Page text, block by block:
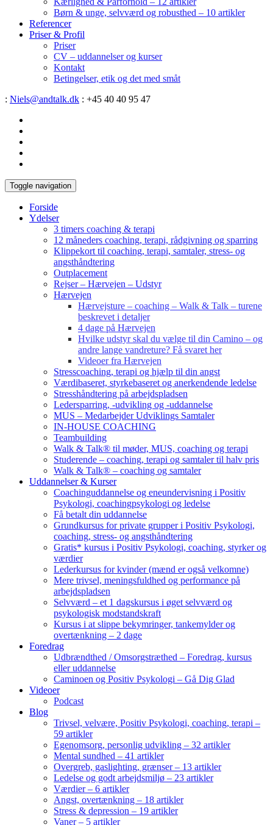
Børn & unge, selvværd og robusthed – 10 artikler
Referencer
Priser & Profil
Priser
CV – uddannelser og kurser
Kontakt
Betingelser, etik og det med småt
: Niels@andtalk.dk : +45 40 40 95 47
Toggle navigation
Forside
Ydelser
3 timers coaching & terapi
12 måneders coaching, terapi, rådgivning og sparring
Klippekort til coaching, terapi, samtaler, stress- og
angsthåndtering
Outplacement
Rejser – Hærvejen – Udstyr
Hærvejen
Hærvejsture – coaching – Walk & Talk – turene
beskrevet i detaljer
4 dage på Hærvejen
Hvilke udstyr skal du vælge til din Camino – og
andre lange vandreture? Få svaret her
Videoer fra Hærvejen
Stresscoaching, terapi og hjælp til din angst
Værdibaseret, styrkebaseret og anerkendende ledelse
Stresshåndtering på arbejdspladsen
Ledersparring, -udvikling og -uddannelse
MUS – Medarbejder Udviklings Samtaler
IN-HOUSE COACHING
Teambuilding
Walk & Talk® til møder, MUS, coaching og terapi
Studerende – coaching, terapi og samtaler til halv pris
Walk & Talk® – coaching og samtaler
Uddannelser & Kurser
Coachinguddannelse og eneundervisning i Positiv
Psykologi, coachingpsykologi og ledelse
Få betalt din uddannelse
Grundkursus for private grupper i Positiv Psykologi,
coaching, stress- og angsthåndtering
Gratis* kursus i Positiv Psykologi, coaching, styrker og
værdier
Lederkursus for kvinder (mænd er også velkomne)
Mere trivsel, meningsfuldhed og performance på
arbejdspladsen
Selvværd – et 1 dagskursus i øget selvværd og
psykologisk modstandskraft
Kursus i at slippe bekymringer, tankemylder og
overtænkning – 2 dage
Foredrag
Udbrændthed / Omsorgstræthed – Foredrag, kursus
eller uddannelse
Caminoen og Positiv Psykologi – Gå Dig Glad
Videoer
Podcast
Blog
Trivsel, velvære, Positiv Psykologi, coaching, terapi –
59 artikler
Egenomsorg, personlig udvikling – 32 artikler
Mental sundhed – 41 artikler
Overgreb, gaslighting, grænser – 13 artikler
Ledelse og godt arbejdsmiljø – 23 artikler
Værdier – 6 artikler
Angst, overtænkning – 18 artikler
Stress & depression – 19 artikler
Vaner – 5 artikler